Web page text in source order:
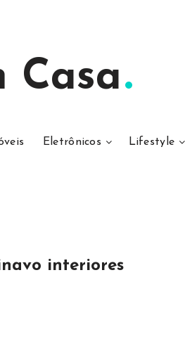
Casa
Eletrônicos Lifestyle
interiores